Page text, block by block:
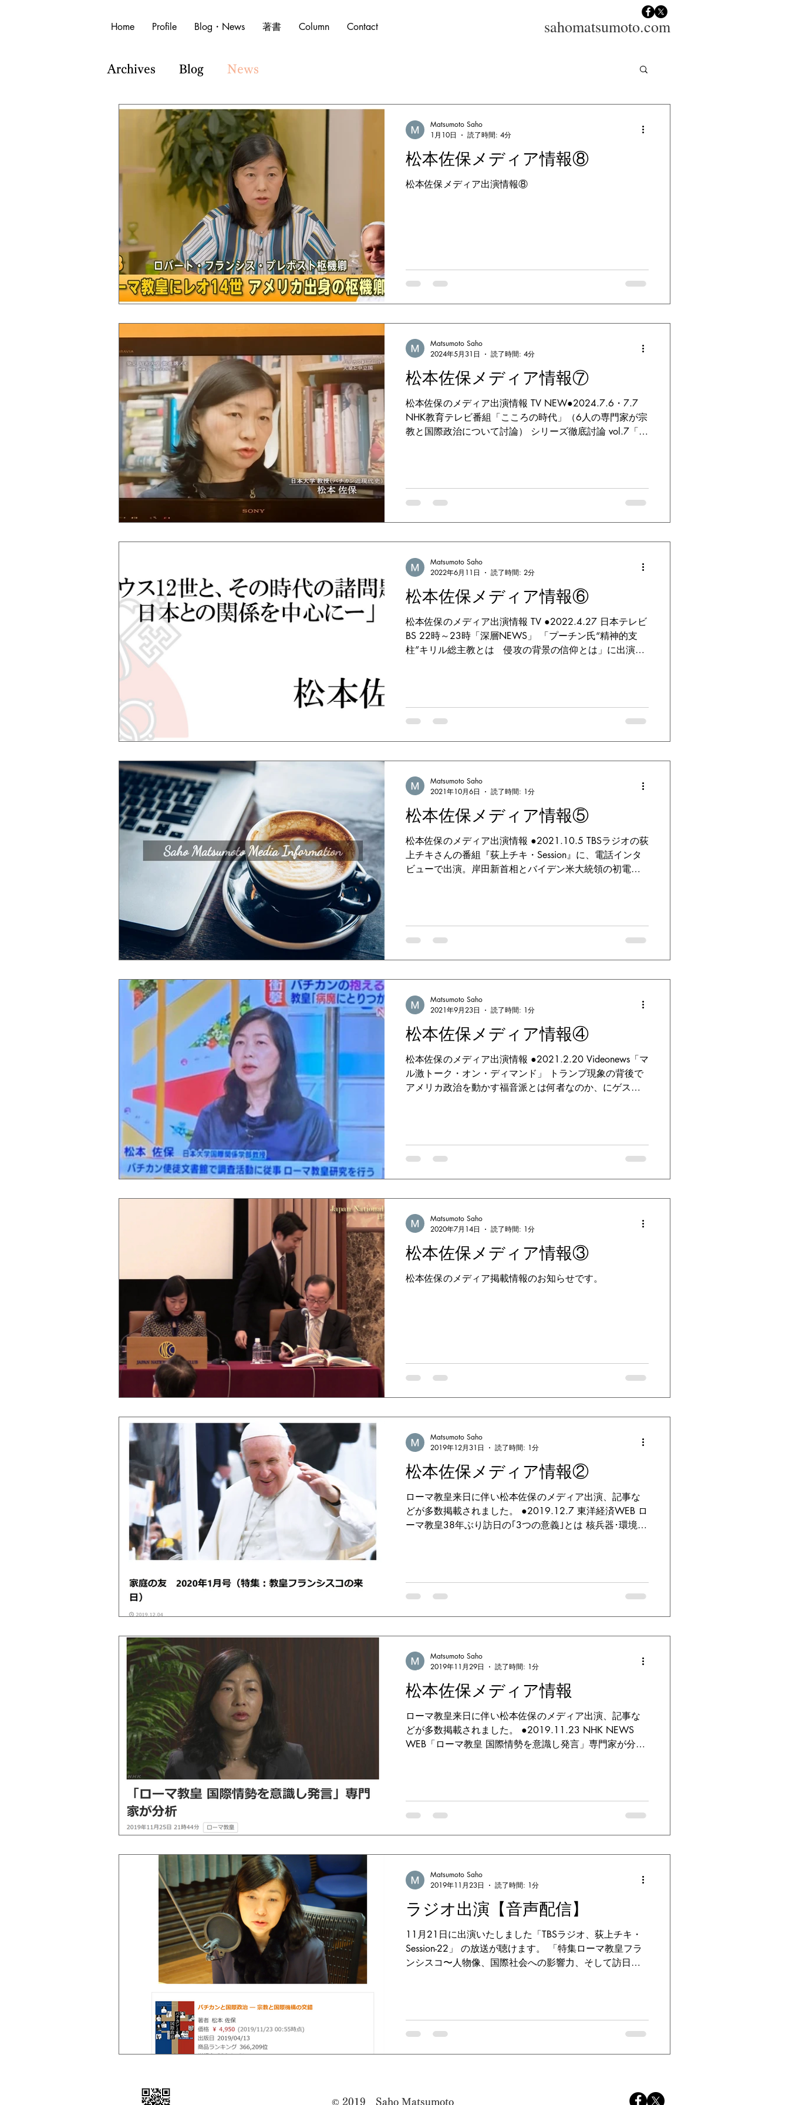
Home Profile Blog・News 著書 Column Contact sahomatsumoto.com
Archives Blog News
松本佐保メディア情報⑧
松本佐保メディア出演情報⑧
Matsumoto Saho
1月10日
読了時間: 4分
松本佐保メディア情報⑦
松本佐保のメディア出演情報 TV NEW●2024.7.6・7.7
NHK教育テレビ番組「こころの時代」（6人の専門家が宗
教と国際政治について討論） シリーズ徹底討論 vol.7「宗
Matsumoto Saho
2024年5月31日
読了時間: 4分
松本佐保メディア情報⑥
松本佐保のメディア出演情報 TV ●2022.4.27 日本テレビ
BS 22時～23時「深層NEWS」 「プーチン氏“精神的支
柱”キリル総主教とは 侵攻の背景の信仰とは」に出演し
Matsumoto Saho
2022年6月11日
読了時間: 2分
松本佐保メディア情報⑤
松本佐保のメディア出演情報 ●2021.10.5 TBSラジオの荻
上チキさんの番組『荻上チキ・Session』に、電話インタ
ビューで出演。岸田新首相とバイデン米大統領の初電話
Matsumoto Saho
2021年10月6日
読了時間: 1分
松本佐保メディア情報④
松本佐保のメディア出演情報 ●2021.2.20 Videonews「マ
ル激トーク・オン・ディマンド」 トランプ現象の背後で
アメリカ政治を動かす福音派とは何者なのか、にゲスト
Matsumoto Saho
2021年9月23日
読了時間: 1分
松本佐保メディア情報③
松本佐保のメディア掲載情報のお知らせです。
Matsumoto Saho
2020年7月14日
読了時間: 1分
松本佐保メディア情報②
ローマ教皇来日に伴い松本佐保のメディア出演、記事な
どが多数掲載されました。 ●2019.12.7 東洋経済WEB ロ
ーマ教皇38年ぶり訪日の｢3つの意義｣とは 核兵器･環境･
Matsumoto Saho
2019年12月31日
読了時間: 1分
松本佐保メディア情報
ローマ教皇来日に伴い松本佐保のメディア出演、記事な
どが多数掲載されました。 ●2019.11.23 NHK NEWS
WEB「ローマ教皇 国際情勢を意識し発言」専門家が分析
Matsumoto Saho
2019年11月29日
読了時間: 1分
ラジオ出演【音声配信】
11月21日に出演いたしました「TBSラジオ、荻上チキ・
Session-22」 の放送が聴けます。 「特集ローマ教皇フラ
ンシスコ〜人物像、国際社会への影響力、そして訪日の
Matsumoto Saho
2019年11月23日
読了時間: 1分
© 2019 Saho Matsumoto